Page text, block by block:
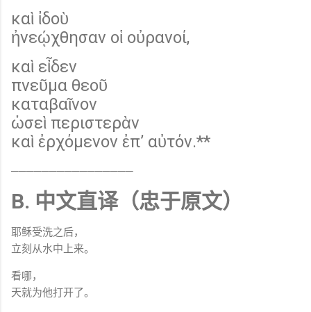
καὶ ἰδοὺ
ἠνεῴχθησαν οἱ οὐρανοί,
καὶ εἶδεν
πνεῦμα θεοῦ
καταβαῖνον
ὡσεὶ περιστερὰν
καὶ ἐρχόμενον ἐπ’ αὐτόν.**
────────────────
B. 中文直译（忠于原文）
耶稣受洗之后，
立刻从水中上来。
看哪，
天就为他打开了。